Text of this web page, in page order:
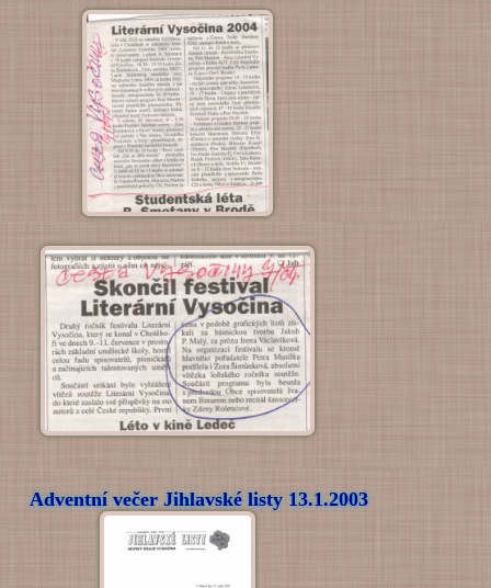
Adventní večer Jihlavské listy 13.1.2003